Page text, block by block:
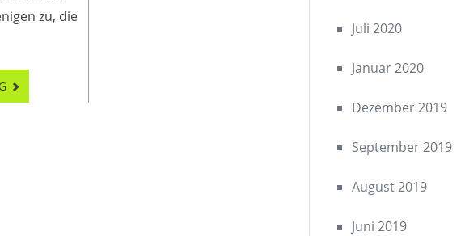
zu, die
Juli 2020
Januar 2020
Dezember 2019
September 2019
August 2019
Juni 2019